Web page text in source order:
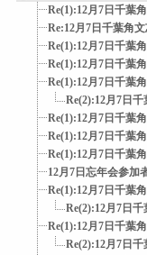
Re(1):12月7日千葉
Re:12月7日千葉角
Re(1):12月7日千葉
Re(1):12月7日千葉
Re(1):12月7日千葉
Re(2):12月7日
Re(1):12月7日千葉
Re(1):12月7日千葉
Re(1):12月7日千葉
12月7日忘年会参加
Re(1):12月7日千葉
Re(2):12月7日
Re(1):12月7日千葉
Re(2):12月7日